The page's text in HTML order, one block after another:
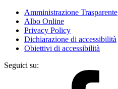
Amministrazione Trasparente
Albo Online
Privacy Policy
Dichiarazione di accessibilità
Obiettivi di accessibilità
Seguici su: